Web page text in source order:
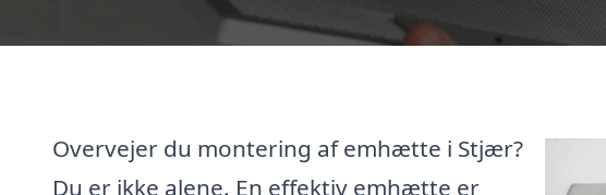
Overvejer du montering af emhætte i Stjær?
Du er ikke alene. En effektiv emhætte er